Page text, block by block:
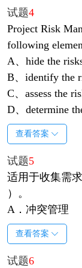
试题4
Project Risk
following
A、hide the
B、identify the
C、assess the
D、determine
查看答案
试题5
适用于收集需
）。
A．冲突管理
查看答案
试题6